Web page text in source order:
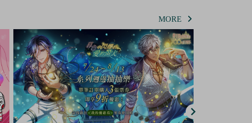
MORE